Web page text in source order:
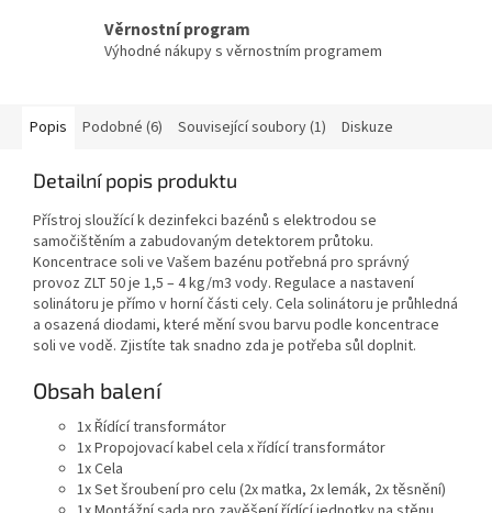
Věrnostní program
Výhodné nákupy s věrnostním programem
Popis Podobné (6) Související soubory (1) Diskuze
Detailní popis produktu
Přístroj sloužící k dezinfekci bazénů s elektrodou se
samočištěním a zabudovaným detektorem průtoku.
Koncentrace soli ve Vašem bazénu potřebná pro správný
provoz ZLT 50 je 1,5 – 4 kg/m3 vody. Regulace a nastavení
solinátoru je přímo v horní části cely. Cela solinátoru je průhledná
a osazená diodami, které mění svou barvu podle koncentrace
soli ve vodě. Zjistíte tak snadno zda je potřeba sůl doplnit.
Obsah balení
1x Řídící transformátor
1x Propojovací kabel cela x řídící transformátor
1x Cela
1x Set šroubení pro celu (2x matka, 2x lemák, 2x těsnění)